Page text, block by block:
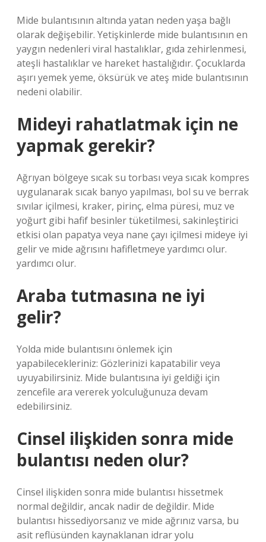
Mide bulantısının altında yatan neden yaşa bağlı
olarak değişebilir. Yetişkinlerde mide bulantısının en
yaygın nedenleri viral hastalıklar, gıda zehirlenmesi,
ateşli hastalıklar ve hareket hastalığıdır. Çocuklarda
aşırı yemek yeme, öksürük ve ateş mide bulantısının
nedeni olabilir.
Mideyi rahatlatmak için ne
yapmak gerekir?
Ağrıyan bölgeye sıcak su torbası veya sıcak kompres
uygulanarak sıcak banyo yapılması, bol su ve berrak
sıvılar içilmesi, kraker, pirinç, elma püresi, muz ve
yoğurt gibi hafif besinler tüketilmesi, sakinleştirici
etkisi olan papatya veya nane çayı içilmesi mideye iyi
gelir ve mide ağrısını hafifletmeye yardımcı olur.
yardımcı olur.
Araba tutmasına ne iyi
gelir?
Yolda mide bulantısını önlemek için
yapabilecekleriniz: Gözlerinizi kapatabilir veya
uyuyabilirsiniz. Mide bulantısına iyi geldiği için
zencefile ara vererek yolculuğunuza devam
edebilirsiniz.
Cinsel ilişkiden sonra mide
bulantısı neden olur?
Cinsel ilişkiden sonra mide bulantısı hissetmek
normal değildir, ancak nadir de değildir. Mide
bulantısı hissediyorsanız ve mide ağrınız varsa, bu
asit reflüsünden kaynaklanan idrar yolu